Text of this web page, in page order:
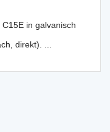
in galvanisch
direkt). ...